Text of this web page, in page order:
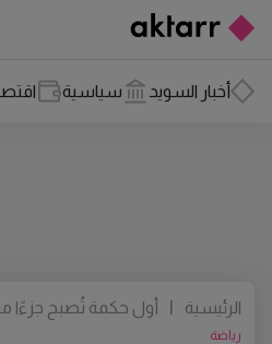
أخبار السويد سياسية
رياضة
الرئيسية
أول حكمة تُصبح جزءًا